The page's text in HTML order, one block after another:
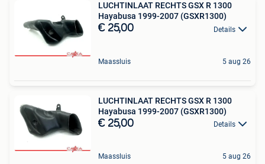
LUCHTINLAAT RECHTS GSX R 1300
Hayabusa 1999-2007 (GSXR1300)
€ 25,00 Details
Maassluis 5 aug 26
LUCHTINLAAT RECHTS GSX R 1300
Hayabusa 1999-2007 (GSXR1300)
€ 25,00 Details
Maassluis 5 aug 26